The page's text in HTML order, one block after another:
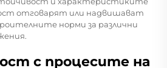
отговарят или надвишават
норми за различни
с процесите на